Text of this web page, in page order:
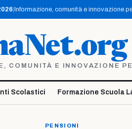
Informazione, comunità e innovazione
COMUNITÀ E INNOVAZIONE
Scolastici Formazione Scuola
PENSIONI